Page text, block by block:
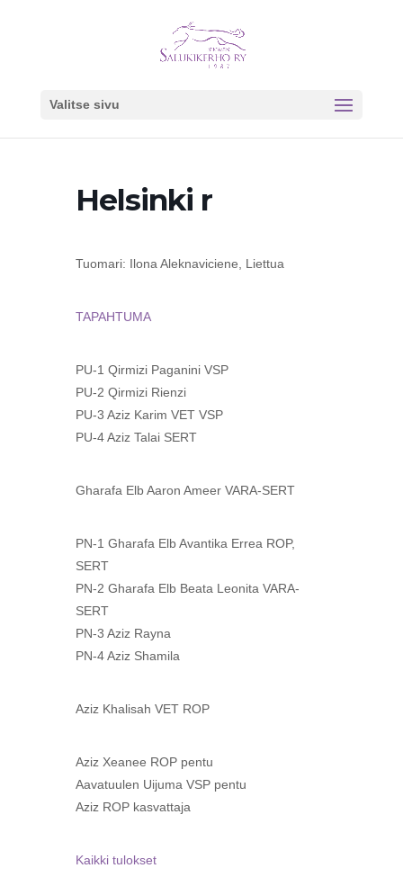
Valitse sivu
Helsinki r
Tuomari: Ilona Aleknaviciene, Liettua
TAPAHTUMA
PU-1 Qirmizi Paganini VSP
PU-2 Qirmizi Rienzi
PU-3 Aziz Karim VET VSP
PU-4 Aziz Talai SERT
Gharafa Elb Aaron Ameer VARA-SERT
PN-1 Gharafa Elb Avantika Errea ROP,
SERT
PN-2 Gharafa Elb Beata Leonita VARA-
SERT
PN-3 Aziz Rayna
PN-4 Aziz Shamila
Aziz Khalisah VET ROP
Aziz Xeanee ROP pentu
Aavatuulen Uijuma VSP pentu
Aziz ROP kasvattaja
Kaikki tulokset